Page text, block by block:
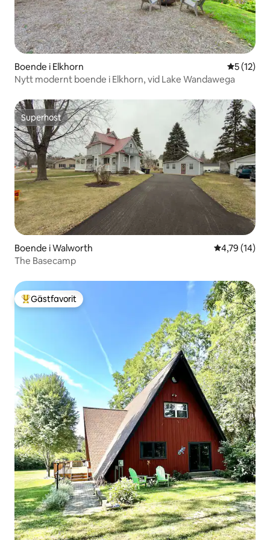
Boende i Elkhorn 5 av 5 i
5 (12)
Nytt modernt boende i Elkhorn, vid Lake Wandawega
Superhost
Superhost
Boende i Walworth 4,79 av 5 i
4,79 (14)
The Basecamp
Populär gästfavorit
Gästfavorit